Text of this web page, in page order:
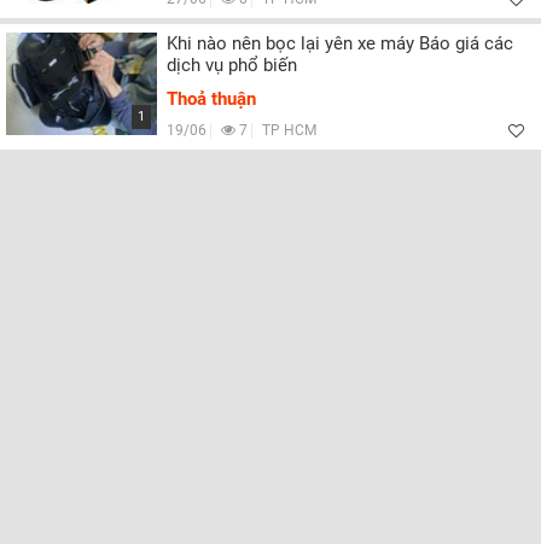
1
Khi nào nên bọc lại yên xe máy Báo giá các
dịch vụ phổ biến
Thoả thuận
19/06 7 TP HCM